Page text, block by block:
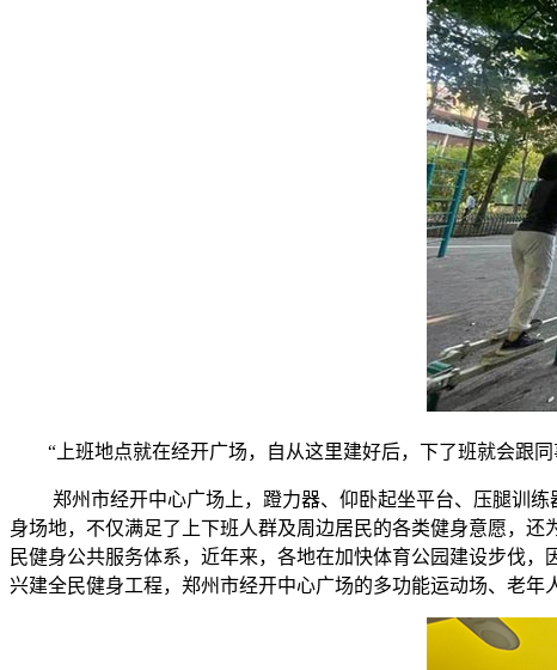
“上班地点就在经开广场，自从这里建好后，下了班就会跟
郑州市经开中心广场上，蹬力器、仰卧起坐平台、压腿训
身场地，不仅满足了上下班人群及周边居民的各类健身意愿，
民健身公共服务体系，近年来，各地在加快体育公园建设步伐
兴建全民健身工程，郑州市经开中心广场的多功能运动场、老年